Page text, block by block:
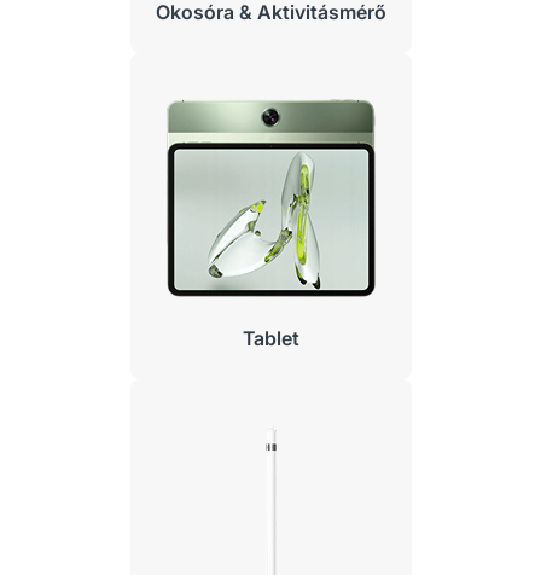
Okosóra & Aktivitásmérő
Tablet